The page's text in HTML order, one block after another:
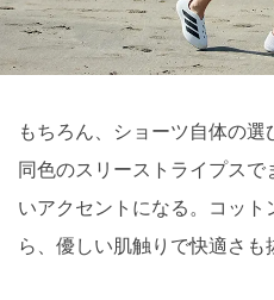
もちろん、ショーツ自体の
同色のスリーストライプス
いアクセントになる。コッ
ら、優しい肌触りで快適さも